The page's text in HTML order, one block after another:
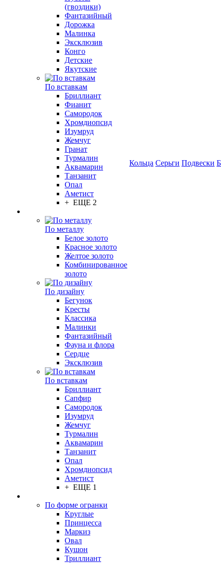
(гвоздики)
Фантазийный
Дорожка
Малинка
Эксклюзив
Конго
Детские
Якутские
По вставкам
Бриллиант
Фианит
Самородок
Хромдиопсид
Изумруд
Жемчуг
Гранат
Турмалин
Аквамарин
Танзанит
Опал
Аметист
+ ЕЩЕ 2
По металлу
Белое золото
Красное золото
Желтое золото
Комбинированное
золото
По дизайну
Бегунок
Кресты
Классика
Малинки
Фантазийный
Фауна и флора
Сердце
Эксклюзив
По вставкам
Бриллиант
Сапфир
Самородок
Изумруд
Жемчуг
Турмалин
Аквамарин
Танзанит
Опал
Хромдиопсид
Аметист
+ ЕЩЕ 1
По форме огранки
Круглые
Принцесса
Маркиз
Овал
Кушон
Триллиант
Кольца Серьги Подвески